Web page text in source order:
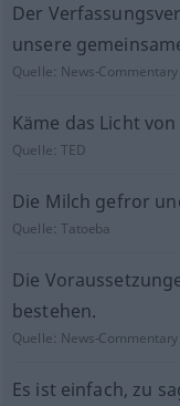
Der
unsere
Quelle: News-Commentary
Käme das Licht
Quelle:TED
Die Milch gefror
Quelle:Tatoeba
Die
bestehen.
Quelle: News-Commentary
Es ist einfach, zu